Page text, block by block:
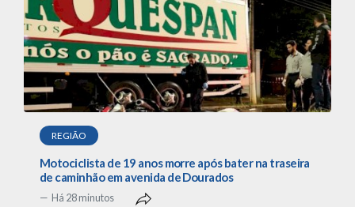
REGIÃO
Motociclista de 19 anos morre após bater na traseira
de caminhão em avenida de Dourados
Há 28 minutos